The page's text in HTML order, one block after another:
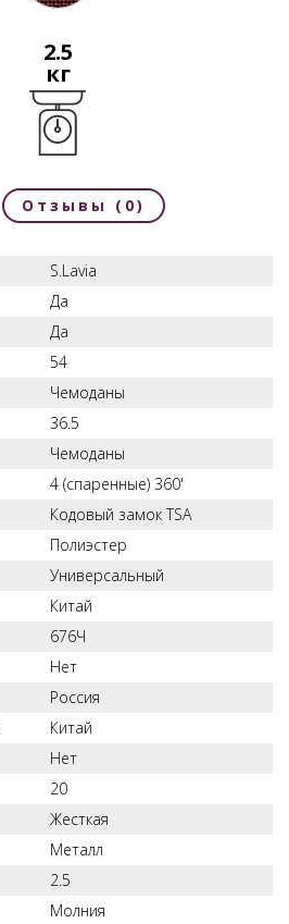
2.5
кг
Отзывы (0)
S.Lavia
Да
Да
54
Чемоданы
36.5
Чемоданы
4 (спаренные) 360'
Кодовый замок TSA
Полиэстер
Универсальный
Китай
676Ч
Нет
Россия
Китай
Нет
20
Жесткая
Металл
2.5
Молния